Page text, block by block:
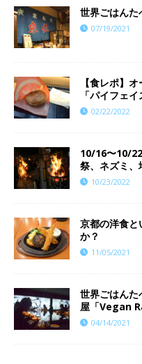
世界ごはんた
07/19/2021
【食レポ】
「パイフェ
02/22/2022
10/16〜10/
祭、ネズミ、
10/23/2022
京都の洋食と
か？
11/05/2021
世界ごはん
屋「Vegan
04/14/2021